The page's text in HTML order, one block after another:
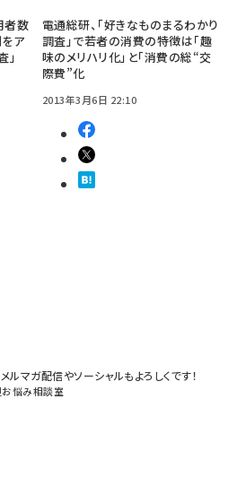
者数
ア
」
電通総研、「好きなものまるわかり
調査」で若者の消費の特徴は「趣
味のメリハリ化」と「消費の総“交
際費”化
2013年3月6日 22:10
マガ配信やソーシャルもよろしくです！
お悩み相談室